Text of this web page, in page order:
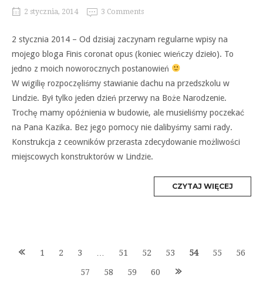
2 stycznia, 2014 3 Comments
2 stycznia 2014 – Od dzisiaj zaczynam regularne wpisy na
mojego bloga Finis coronat opus (koniec wieńczy dzieło). To
jedno z moich noworocznych postanowień
W wigilię rozpoczęliśmy stawianie dachu na przedszkolu w
Lindzie. Był tylko jeden dzień przerwy na Boże Narodzenie.
Trochę mamy opóźnienia w budowie, ale musieliśmy poczekać
na Pana Kazika. Bez jego pomocy nie dalibyśmy sami rady.
Konstrukcja z ceowników przerasta zdecydowanie możliwości
miejscowych konstruktorów w Lindzie.
CZYTAJ WIĘCEJ
Posts
navigation
1 2 3 51 52 53 54 55 56
57 58 59 60